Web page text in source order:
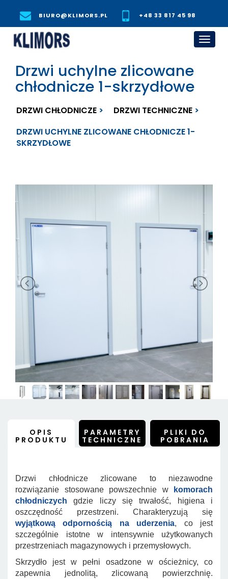
BIURO@KLIMORS.PL +48 33 817 45 98
Drzwi uchylne zlicowane
chłodnicze 1-skrzydłowe
DRZWI CHŁODNICZE
DRZWI TECHNICZNE
DRZWI UCHYLNE ZLICOWANE CHŁODNICZE 1-
SKRZYDŁOWE
OPIS
PRODUKTU
PARAMETRY
TECHNICZNE
PLIKI DO
POBRANIA
Drzwi chłodnicze zlicowane to niezawodne
rozwiązanie stosowane powszechnie w
komorach
chłodniczych
gdzie liczy się trwałość, higiena i
oszczędność przestrzeni. Charakteryzują się
wyjątkową odpornością na uderzenia, co jest
szczególnie istotne w intensywnie użytkowanych
przestrzeniach magazynowych i przemysłowych.
Skrzydło jest w pełni osadzone w ościeżnicy, co
zapewnia jednolitą, zlicowaną powierzchnię.